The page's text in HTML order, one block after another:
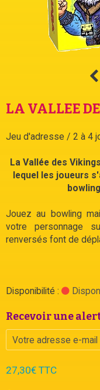
LA VALLEE
Jeu d'adresse / 2 à 4
La Vallée des
lequel les joueurs
Jouez au bowling
votre personnage
renversés font de
Disponibilité :
Recevoir une
27,30€ TTC